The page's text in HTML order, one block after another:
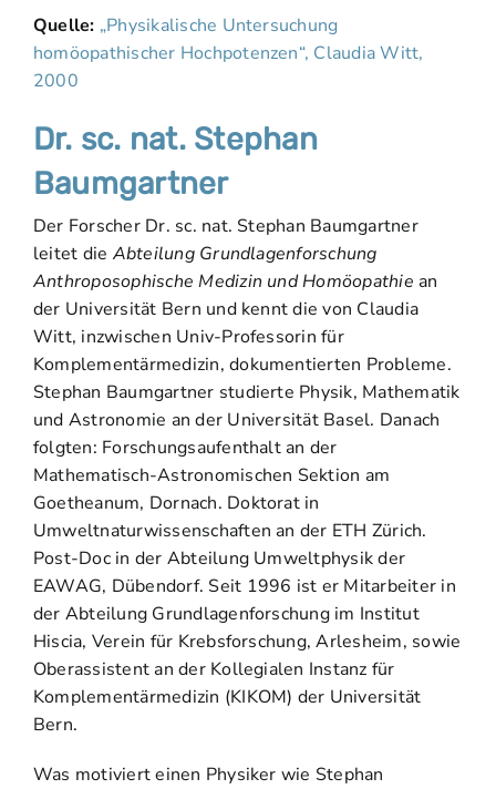
Quelle: „Physikalische Untersuchung
homöopathischer Hochpotenzen“, Claudia Witt,
2000
Dr. sc. nat. Stephan
Baumgartner
Der Forscher Dr. sc. nat. Stephan Baumgartner
leitet die Abteilung Grundlagenforschung
Anthroposophische Medizin und Homöopathie an
der Universität Bern und kennt die von Claudia
Witt, inzwischen Univ-Professorin für
Komplementärmedizin, dokumentierten Probleme.
Stephan Baumgartner studierte Physik, Mathematik
und Astronomie an der Universität Basel. Danach
folgten: Forschungsaufenthalt an der
Mathematisch-Astronomischen Sektion am
Goetheanum, Dornach. Doktorat in
Umweltnaturwissenschaften an der ETH Zürich.
Post-Doc in der Abteilung Umweltphysik der
EAWAG, Dübendorf. Seit 1996 ist er Mitarbeiter in
der Abteilung Grundlagenforschung im Institut
Hiscia, Verein für Krebsforschung, Arlesheim, sowie
Oberassistent an der Kollegialen Instanz für
Komplementärmedizin (KIKOM) der Universität
Bern.
Was motiviert einen Physiker wie Stephan